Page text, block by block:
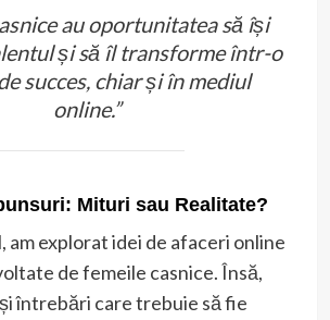
au oportunitatea să își
și să îl transforme într-o
succes, chiar și în mediul
online.”
Mituri sau Realitate?
am explorat idei de afaceri online
de femeile casnice. Însă,
întrebări care trebuie să fie